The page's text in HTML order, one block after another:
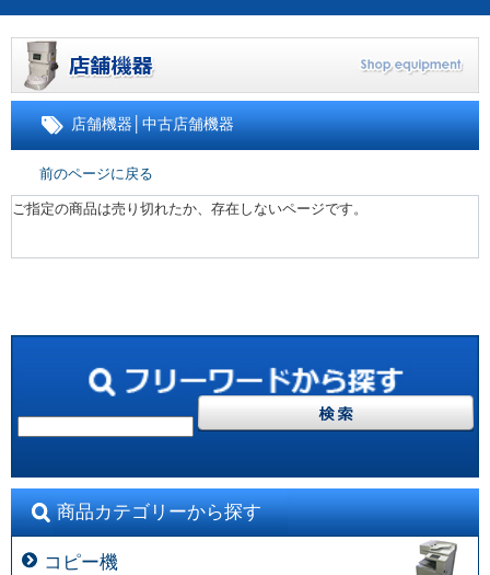
店舗機器 中古店舗機器
前のページに戻る
ご指定の商品は売り切れたか、存在しないページです。
商品カテゴリーから探す
コピー機